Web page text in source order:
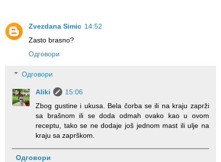
Zvezdana Simic 14:52
Zasto brasno?
Одговори
Одговори
Aliki
15:06
Zbog gustine i ukusa. Bela čorba se ili na kraju zaprži
sa brašnom ili se doda odmah ovako kao u ovom
receptu, tako se ne dodaje još jednom mast ili ulje na
kraju sa zaprškom.
Одговори